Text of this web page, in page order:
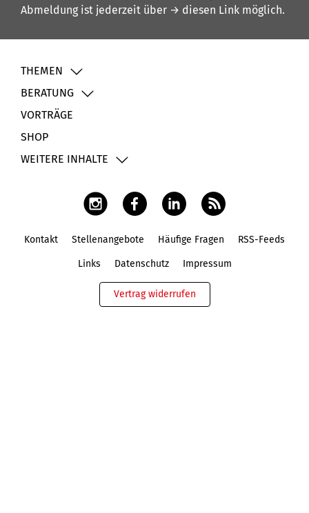
Abmeldung ist jederzeit über → diesen Link möglich.
THEMEN
BERATUNG
VORTRÄGE
SHOP
WEITERE INHALTE
Kontakt Stellenangebote Häufige Fragen RSS-Feeds
Links Datenschutz Impressum
Vertrag widerrufen